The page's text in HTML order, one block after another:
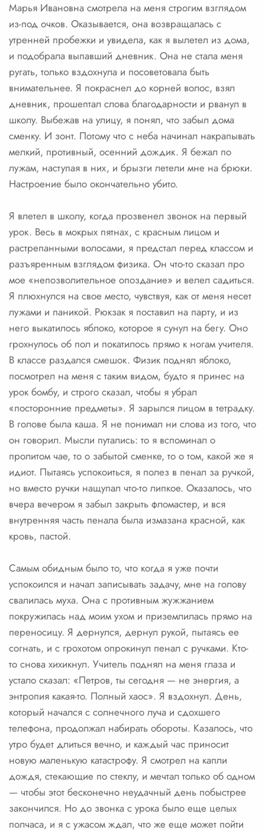
Марья Ивановна смотрела на меня строгим взглядом
из-под очков. Оказывается, она возвращалась с
утренней пробежки и увидела, как я вылетел из дома,
и подобрала выпавший дневник. Она не стала меня
ругать, только вздохнула и посоветовала быть
внимательнее. Я покраснел до корней волос, взял
дневник, прошептал слова благодарности и рванул в
школу. Выбежав на улицу, я понял, что забыл дома
сменку. И зонт. Потому что с неба начинал накрапывать
мелкий, противный, осенний дождик. Я бежал по
лужам, наступая в них, и брызги летели мне на брюки.
Настроение было окончательно убито.
Я влетел в школу, когда прозвенел звонок на первый
урок. Весь в мокрых пятнах, с красным лицом и
растрепанными волосами, я предстал перед классом и
разъяренным взглядом физика. Он что-то сказал про
мое «непозволительное опоздание» и велел садиться.
Я плюхнулся на свое место, чувствуя, как от меня несет
лужами и паникой. Рюкзак я поставил на парту, и из
него выкатилось яблоко, которое я сунул на бегу. Оно
грохнулось об пол и покатилось прямо к ногам учителя.
В классе раздался смешок. Физик поднял яблоко,
посмотрел на меня с таким видом, будто я принес на
урок бомбу, и строго сказал, чтобы я убрал
«посторонние предметы». Я зарылся лицом в тетрадку.
В голове была каша. Я не понимал ни слова из того, что
он говорил. Мысли путались: то я вспоминал о
пролитом чае, то о забытой сменке, то о том, какой же я
идиот. Пытаясь успокоиться, я полез в пенал за ручкой,
но вместо ручки нащупал что-то липкое. Оказалось, что
вчера вечером я забыл закрыть фломастер, и вся
внутренняя часть пенала была измазана красной, как
кровь, пастой.
Самым обидным было то, что когда я уже почти
успокоился и начал записывать задачу, мне на голову
свалилась муха. Она с противным жужжанием
покружилась над моим ухом и приземлилась прямо на
переносицу. Я дернулся, дернул рукой, пытаясь ее
согнать, и с грохотом опрокинул пенал с ручками. Кто-
то снова хихикнул. Учитель поднял на меня глаза и
устало сказал: «Петров, ты сегодня — не энергия, а
энтропия какая-то. Полный хаос». Я вздохнул. День,
который начался с солнечного луча и сдохшего
телефона, продолжал набирать обороты. Казалось, что
утро будет длиться вечно, и каждый час приносит
новую маленькую катастрофу. Я смотрел на капли
дождя, стекающие по стеклу, и мечтал только об одном
— чтобы этот бесконечно неудачный день побыстрее
закончился. Но до звонка с урока было еще целых
полчаса, и я с ужасом ждал, что же еще может пойти